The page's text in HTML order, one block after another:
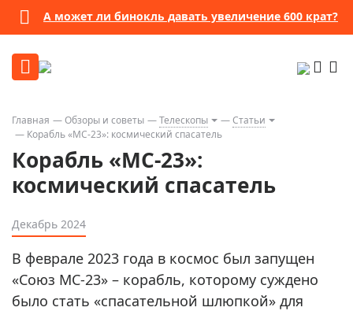
А может ли бинокль давать увеличение 600 крат?
Главная Обзоры и советы Телескопы
Статьи
Корабль «МС-23»: космический спасатель
Корабль «МС-23»:
космический спасатель
Декабрь 2024
В феврале 2023 года в космос был запущен
«Союз МС-23» – корабль, которому суждено
было стать «спасательной шлюпкой» для